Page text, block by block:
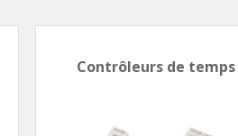
Contrôleurs de temps